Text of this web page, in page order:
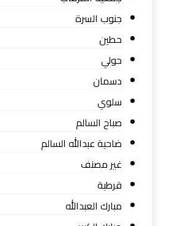
جنوب السرة
حطين
حولي
دسمان
سلوي
صباح السالم
ضاحية عبدالله السالم
غير مصنف
قرطبة
مبارك العبدالله